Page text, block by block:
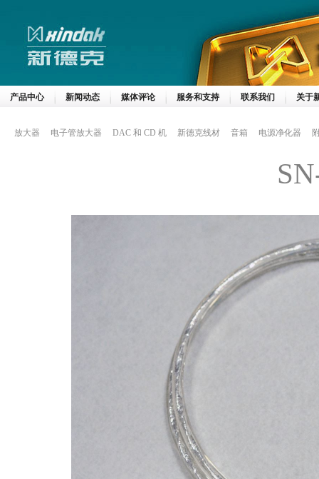
产品中心 新闻动态 媒体评论 服务和支持 联系我们 关于
放大器 电子管放大器 DAC 和 CD 机 新德克线材 音箱 电源净化器